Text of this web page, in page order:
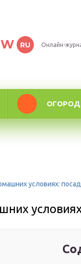
RU Онлайн-
ОГОРОД
условиях: